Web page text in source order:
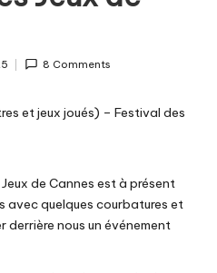
8 Comments
de Cannes est à présent
avec quelques courbatures et
derrière nous un événement